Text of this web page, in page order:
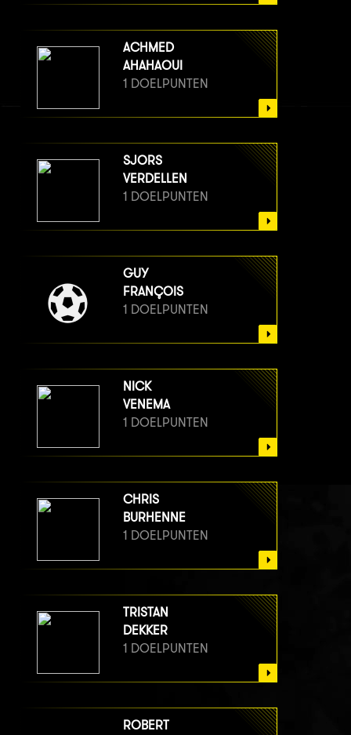
ACHMED
AHAHAOUI
1 DOELPUNTEN
SJORS
VERDELLEN
1 DOELPUNTEN
GUY
FRANÇOIS
1 DOELPUNTEN
NICK
VENEMA
1 DOELPUNTEN
CHRIS
BURHENNE
1 DOELPUNTEN
TRISTAN
DEKKER
1 DOELPUNTEN
ROBERT